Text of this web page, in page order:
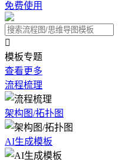
免费使用

模板专题
查看更多
流程梳理
架构图/拓扑图
AI生成模板